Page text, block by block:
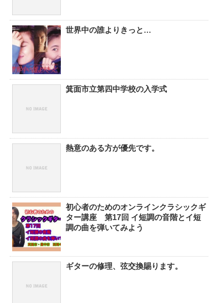
世界中の誰よりきっと…
箕面市立第四中学校の入学式
熱意のある方が優先です。
初心者のためのオンラインクラシックギ
ター講座 第17回 イ短調の音階とイ短
調の曲を弾いてみよう
ギターの修理、弦交換賜ります。